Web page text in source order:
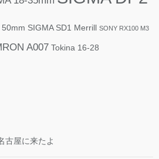
SIGMA SD1 Merrill SONY RX100 M3
A007 Tokina 16-28
古屋に来たよ